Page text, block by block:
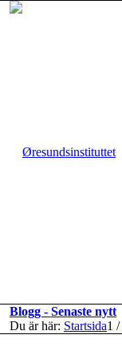
Blogg - Senaste nytt
Du är här: Startsida1 /